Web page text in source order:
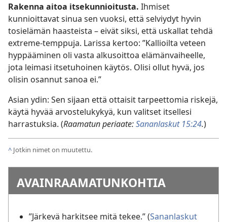
Rakenna aitoa itsekunnioitusta. Ihmiset
kunnioittavat sinua sen vuoksi, että selviydyt hyvin
tosielämän haasteista – eivät siksi, että uskallat tehdä
extreme-temppuja. Larissa kertoo: ”Kallioilta veteen
hyppääminen oli vasta alkusoittoa elämänvaiheelle,
jota leimasi itsetuhoinen käytös. Olisi ollut hyvä, jos
olisin osannut sanoa ei.”
Asian ydin: Sen sijaan että ottaisit tarpeettomia riskejä,
käytä hyvää arvostelukykyä, kun valitset itsellesi
harrastuksia. (Raamatun periaate:Sananlaskut 15:24.)
^ Jotkin nimet on muutettu.
AVAINRAAMATUNKOHTIA
”Järkevä harkitsee mitä tekee.” (Sananlaskut